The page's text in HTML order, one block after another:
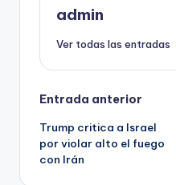
admin
Ver todas las entradas
Navegación
de
entradas
Entrada anterior
Trump critica a Israel
por violar alto el fuego
con Irán